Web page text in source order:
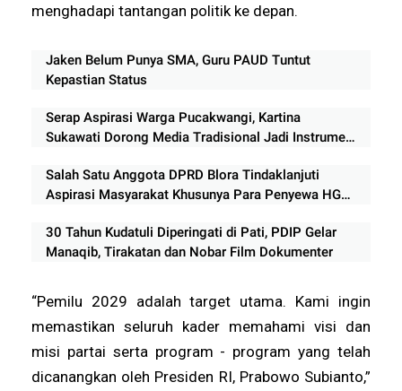
menghadapi tantangan politik ke depan.
Jaken Belum Punya SMA, Guru PAUD Tuntut
Kepastian Status
Serap Aspirasi Warga Pucakwangi, Kartina
Sukawati Dorong Media Tradisional Jadi Instrumen
Salah Satu Anggota DPRD Blora Tindaklanjuti
Aspirasi Masyarakat Khusunya Para Penyewa HGB
30 Tahun Kudatuli Diperingati di Pati, PDIP Gelar
Manaqib, Tirakatan dan Nobar Film Dokumenter
“Pemilu 2029 adalah target utama. Kami ingin
memastikan seluruh kader memahami visi dan
misi partai serta program - program yang telah
dicanangkan oleh Presiden RI, Prabowo Subianto,”